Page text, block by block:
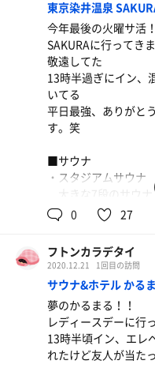
■■感想■■
小さい頃から通って
とは...真ん中のぬる
い。
サウナは温度も高い
い。すいているので
ただ、整いスペース
子なのが残念。
妊娠出産し、授乳中
溜まっていた。
旦那に当たり散ら
り考えていたけど、
も良くなった。
フトンカラデテヨカ
冷たさも広さもちょ
くらいが好きだな
■サ飯
オロポもあり、サ
手作り餃子とビール
■■感想■■
さそう…
次回は必ず奇数日
ジョンのびはとに
地元ではいつも「て
フトンカラデテヨカ
東京染井温泉
今年最後の火曜サ活
SAKURAに行ってき
敬遠してた
13時半過ぎにイン、
いてる
平日最強、ありがと
す。笑
■サウナ
・スタジアムサウナ
大きな7段のサウナ
一番上は2名しか座
じんわーりあった
かるな。と思っていた
1時間に1回のオート
最初ちょっとだけで
ザバーーー！！と滝
一気にむっしむしに
い。
・ミストサウナ
入った瞬間、故障
0 27
フトンカラデタイ
2020.12.21 1回目の訪問
サウナ&ホテル かる
夢のかるまる！！
レディースデーに行
13時半頃イン、エレ
れたけど友人が当た